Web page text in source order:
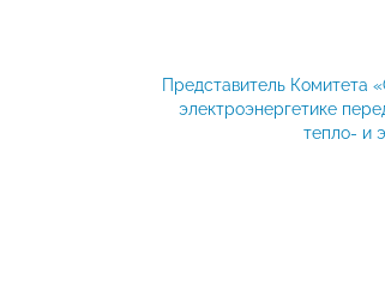
Представитель
электроэнергетике
тепло- и